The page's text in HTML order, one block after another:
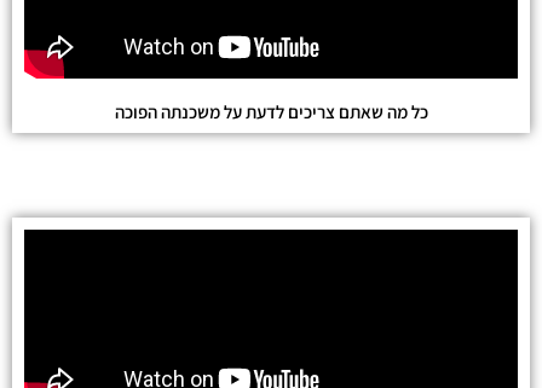
כל מה שאתם צריכים לדעת על משכנתה הפוכה